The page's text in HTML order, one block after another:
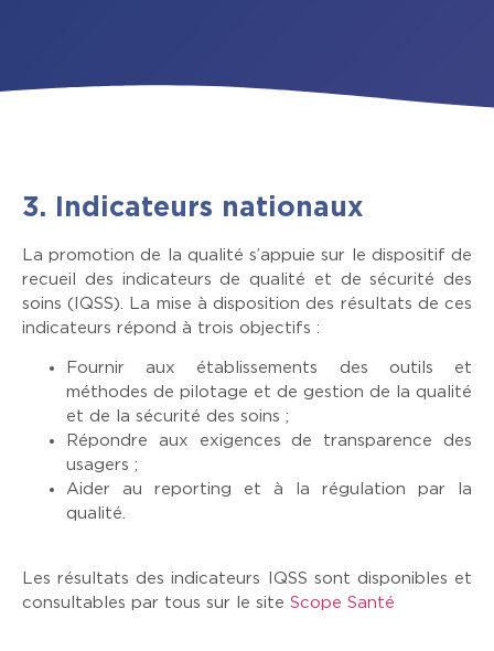
3. Indicateurs nationaux
La promotion de la qualité s’appuie sur le dispositif de
recueil des indicateurs de qualité et de sécurité des
soins (IQSS). La mise à disposition des résultats de ces
indicateurs répond à trois objectifs :
Fournir aux établissements des outils et
méthodes de pilotage et de gestion de la qualité
et de la sécurité des soins ;
Répondre aux exigences de transparence des
usagers ;
Aider au reporting et à la régulation par la
qualité.
Les résultats des indicateurs IQSS sont disponibles et
consultables par tous sur le site Scope Santé